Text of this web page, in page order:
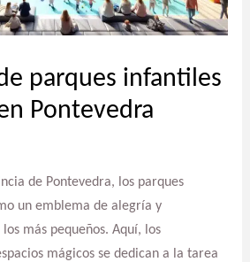
parques infantiles
Pontevedra
de Pontevedra, los parques
un emblema de alegría y
más pequeños. Aquí, los
mágicos se dedican a la tarea